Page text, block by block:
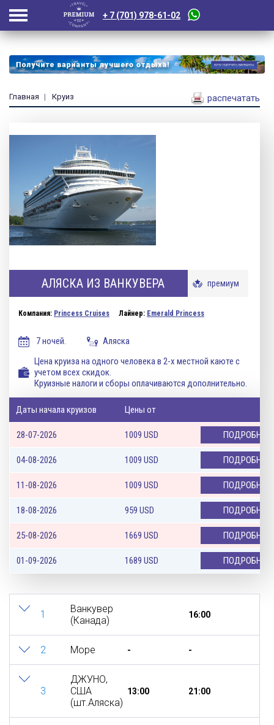
+ 7 (701) 978-61-02
Главная Круиз распечатать
АЛЯСКА ИЗ ВАНКУВЕРА премиум
Компания: Princess Cruises Лайнер: Emerald Princess
7 ночей.
Аляска
Цена круиза на одного человека в 2-х местной каюте с
учетом всех скидок.
Круизные налоги и сборы оплачиваются дополнительно.
Даты начала круизов Цены от
28-07-2026 1009USD ПОДРОБНЕЕ
04-08-2026 1009USD ПОДРОБНЕЕ
11-08-2026 1009USD ПОДРОБНЕЕ
18-08-2026 959USD ПОДРОБНЕЕ
25-08-2026 1669USD ПОДРОБНЕЕ
01-09-2026 1689USD ПОДРОБНЕЕ
1
Ванкувер
(Канада)
16:00
2 Море - -
3
ДЖУНО,
США
(шт.Аляска)
13:00 21:00